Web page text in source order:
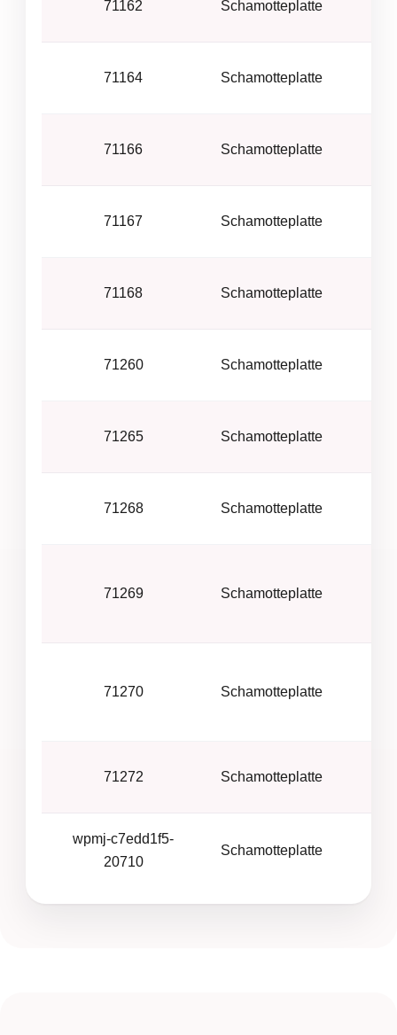
71162 Schamotteplatte
71164 Schamotteplatte
71166 Schamotteplatte
71167 Schamotteplatte
71168 Schamotteplatte
71260 Schamotteplatte
71265 Schamotteplatte
71268 Schamotteplatte
71269 Schamotteplatte
71270 Schamotteplatte
71272 Schamotteplatte
wpmj-c7edd1f5-
20710
Schamotteplatte